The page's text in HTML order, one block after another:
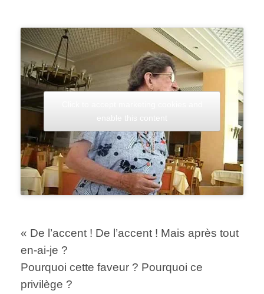
« De l’accent ! De l’accent ! Mais après tout
en-ai-je ?
Pourquoi cette faveur ? Pourquoi ce
privilège ?